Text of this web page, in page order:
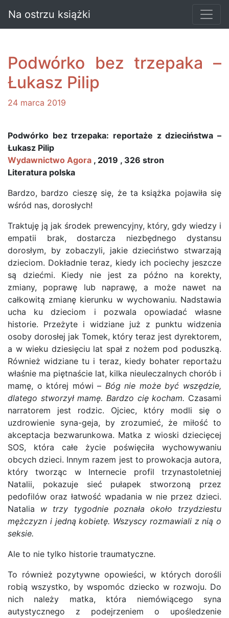
Na ostrzu książki
Podwórko bez trzepaka –
Łukasz Pilip
24 marca 2019
Podwórko bez trzepaka: reportaże z dzieciństwa –
Łukasz Pilip
Wydawnictwo Agora , 2019 , 326 stron
Literatura polska
Bardzo, bardzo cieszę się, że ta książka pojawiła się
wśród nas, dorosłych!
Traktuję ją jak środek prewencyjny, który, gdy wiedzy i
empatii brak, dostarcza niezbędnego dystansu
dorosłym, by zobaczyli, jakie dzieciństwo stwarzają
dzieciom. Dokładnie teraz, kiedy ich pociechy jeszcze
są dziećmi. Kiedy nie jest za późno na korekty,
zmiany, poprawę lub naprawę, a może nawet na
całkowitą zmianę kierunku w wychowaniu. Nadstawia
ucha ku dzieciom i pozwala opowiadać własne
historie. Przeżyte i widziane już z punktu widzenia
osoby dorosłej jak Tomek, który teraz jest dyrektorem,
a w wieku dziesięciu lat spał z nożem pod poduszką.
Również widziane tu i teraz, kiedy bohater reportażu
właśnie ma piętnaście lat, kilka nieuleczalnych chorób i
mamę, o której mówi – Bóg nie może być wszędzie,
dlatego stworzył mamę. Bardzo cię kocham. Czasami
narratorem jest rodzic. Ojciec, który modli się o
uzdrowienie syna-geja, by zrozumieć, że miłość to
akceptacja bezwarunkowa. Matka z wioski dziecięcej
SOS, która całe życie poświęciła wychowywaniu
obcych dzieci. Innym razem jest to prowokacja autora,
który tworząc w Internecie profil trzynastoletniej
Natalii, pokazuje sieć pułapek stworzoną przez
pedofilów oraz łatwość wpadania w nie przez dzieci.
Natalia w trzy tygodnie poznała około trzydziestu
mężczyzn i jedną kobietę. Wszyscy rozmawiali z nią o
seksie.
Ale to nie tylko historie traumatyczne.
To również pozytywne opowieści, w których dorośli
robią wszystko, by wspomóc dziecko w rozwoju. Do
nich należy matka, która niemówiącego syna
autystycznego z podejrzeniem o upośledzenie